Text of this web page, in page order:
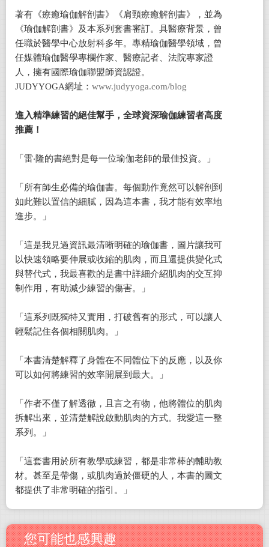
著有《療癒瑜伽解剖書》《肩頸療癒解剖書》，並為
《瑜伽解剖書》及本系列套書審訂。具醫療背景，曾
任職於醫學中心放射科多年。專精瑜伽醫學領域，曾
任媒體瑜伽醫學專欄作家、醫療記者、法院專家證
人，擁有國際瑜伽聯盟師資認證。
JUDYYOGA網址： www.judyyoga.com/blog
進入精準練習的絕佳幫手，全球資深瑜伽練習者高度
推薦！
「雷‧隆的書絕對是每一位瑜伽老師的最佳投資。」
「所有師生必備的瑜伽書。每個動作竟然可以解剖到
如此難以置信的細膩，因為這本書，我才能有效率地
進步。」
「這是我見過資訊最清晰明確的瑜伽書，圖片讓我可
以快速領略要伸展或收縮的肌肉，而且還提供變化式
與替代式，我最喜歡的是書中詳細介紹肌肉的交互抑
制作用，有助減少練習的傷害。」
「這系列既獨特又實用，打破舊有的形式，可以讓人
輕鬆記住各個相關肌肉。」
「本書清楚解釋了身體在不同體位下的反應，以及你
可以如何將練習的效率開展到最大。」
「作者不僅了解透徹，且言之有物，他將體位的肌肉
拆解出來，並清楚解說啟動肌肉的方式。我愛這一整
系列。」
「這套書用於所有教學或練習，都是非常棒的輔助教
材。甚至是帶傷，或肌肉過於僵硬的人，本書的圖文
都提供了非常明確的指引。」
您可能也感興趣